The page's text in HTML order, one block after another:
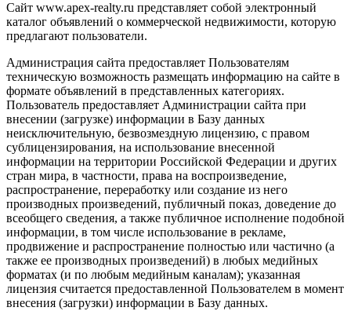
Сайт www.apex-realty.ru представляет собой электронный
каталог объявлений о коммерческой недвижимости, которую
предлагают пользователи.
Администрация сайта предоставляет Пользователям
техническую возможность размещать информацию на сайте в
формате объявлений в представленных категориях.
Пользователь предоставляет Администрации сайта при
внесении (загрузке) информации в Базу данных
неисключительную, безвозмездную лицензию, с правом
сублицензирования, на использование внесенной
информации на территории Российской Федерации и других
стран мира, в частности, права на воспроизведение,
распространение, переработку или создание из него
производных произведений, публичный показ, доведение до
всеобщего сведения, а также публичное исполнение подобной
информации, в том числе использование в рекламе,
продвижение и распространение полностью или частично (а
также ее производных произведений) в любых медийных
форматах (и по любым медийным каналам); указанная
лицензия считается предоставленной Пользователем в момент
внесения (загрузки) информации в Базу данных.